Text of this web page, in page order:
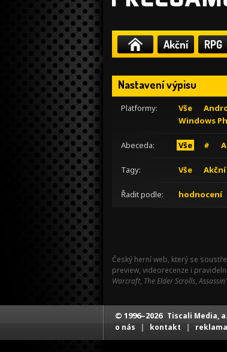
Akční RPG
Nastavení výpisu
Platformy: Vše
Windows
Abeceda: Vše # A
Tagy: Vše Akční
Řadit podle: hodnocení
Český herní web, který se
preview, videorecenze i
Warcraft, The Elder Scrolls,
© 1996–2026 Tiscali Media,
o nás | kontakt | reklama